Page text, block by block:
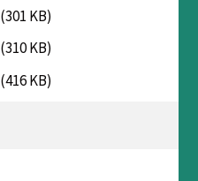
(301 KB)
(310 KB)
(416 KB)